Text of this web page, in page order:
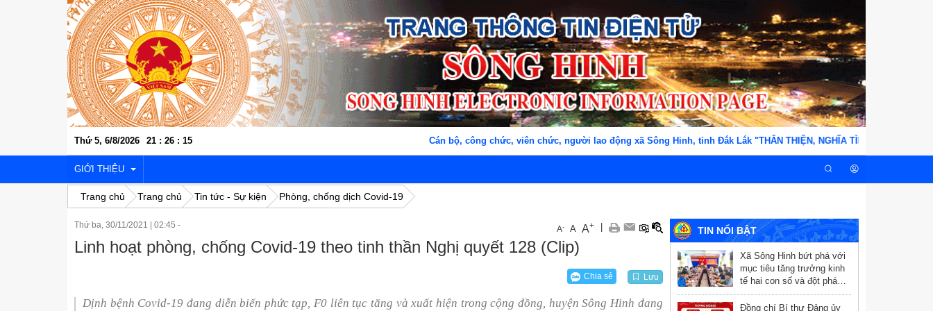
Thứ 5, 6/8/2026 21 : 26 : 16 Cán bộ, công chức, viên chức, người lao động xã Sông Hinh, tỉnh Đắk Lắk "THÂN THIỆN, NGHĨA TÌNH, TẬN TỤY, TRÁCH
GIỚI THIỆU
VỊ TRÍ ĐỊA LÝ
LỊCH SỬ VĂN HÓA
Trang chủ Trang chủ Tin tức - Sự kiện Phòng, chống dịch Covid-19
Thứ ba, 30/11/2021 02:45 - A- A A+
Linh hoạt phòng, chống Covid-19 theo tinh thần Nghị quyết 128 (Clip)
Chia sẻ Lưu
Dịnh bệnh Covid-19 đang diễn biến phức tạp, F0 liên tục tăng và xuất hiện trong cộng đồng, huyện Sông Hinh đang
TIN NỔI BẬT
Xã Sông Hinh bứt phá với
mục tiêu tăng trưởng kinh
tế hai con số và đột phá
chuyển đổi số
Đồng chí Bí thư Đảng ủy